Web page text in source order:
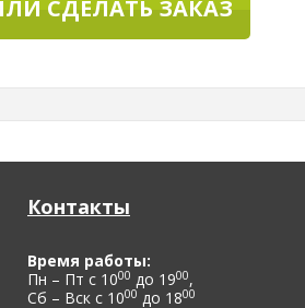
СДЕЛАТЬ ЗАКАЗ
Контакты
Время работы:
Пн – Пт с 1000 до 1900,
Сб – Вск с 1000 до 1800